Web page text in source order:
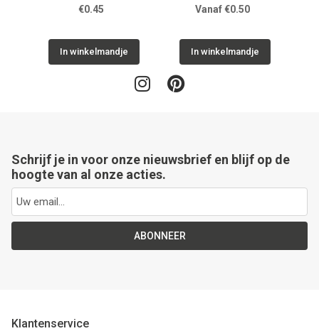
€0.45
In winkelmandje
Vanaf €0.50
In winkelmandje
Schrijf je in voor onze nieuwsbrief en blijf op de
hoogte van al onze acties.
ABONNEER
Klantenservice